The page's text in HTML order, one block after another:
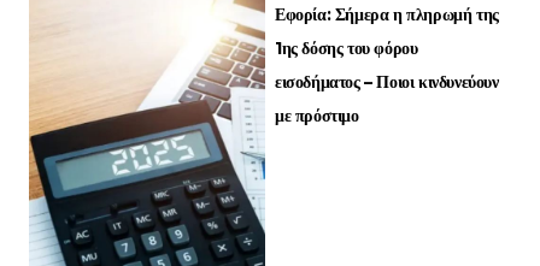
Εφορία: Σήμερα η πληρωμή της
1ης δόσης του φόρου
εισοδήματος – Ποιοι κινδυνεύουν
με πρόστιμο